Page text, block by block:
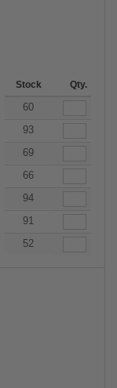
144-287 288 + More
Stock Qty.
8.83
60
8.83
93
8.83
69
8.83
66
12.37
94
15.04
91
17.38
52